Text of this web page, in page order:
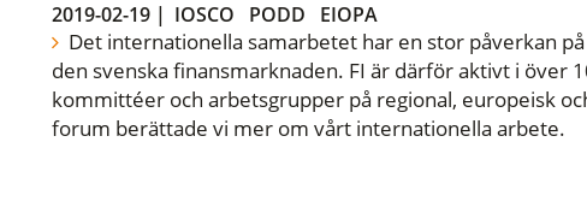
2019-02-19| IOSCO PODD EIOPA
Det internationella samarbetet har en stor påverkan
den svenska finansmarknaden. FI är därför aktivt i över
kommittéer och arbetsgrupper på regional, europeisk
forum berättade vi mer om vårt internationella arbete.